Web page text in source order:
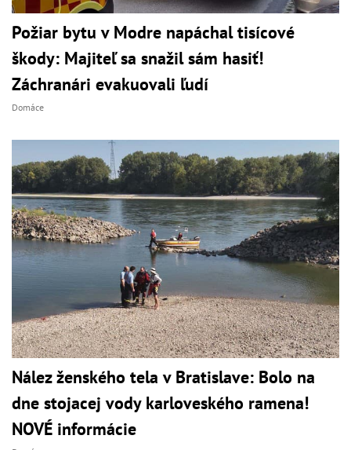
Požiar bytu v Modre napáchal tisícové
škody: Majiteľ sa snažil sám hasiť!
Záchranári evakuovali ľudí
Domáce
Nález ženského tela v Bratislave: Bolo na
dne stojacej vody karloveského ramena!
NOVÉ informácie